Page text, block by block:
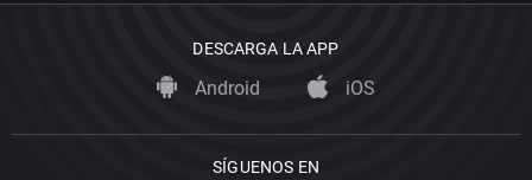
DESCARGA LA APP
Android iOS
SÍGUENOS EN